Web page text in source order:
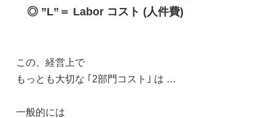
◎ ”L”＝ Labor コスト (人件費)
この、経営上で
もっとも大切な ｢2部門コスト｣ は …
一般的には